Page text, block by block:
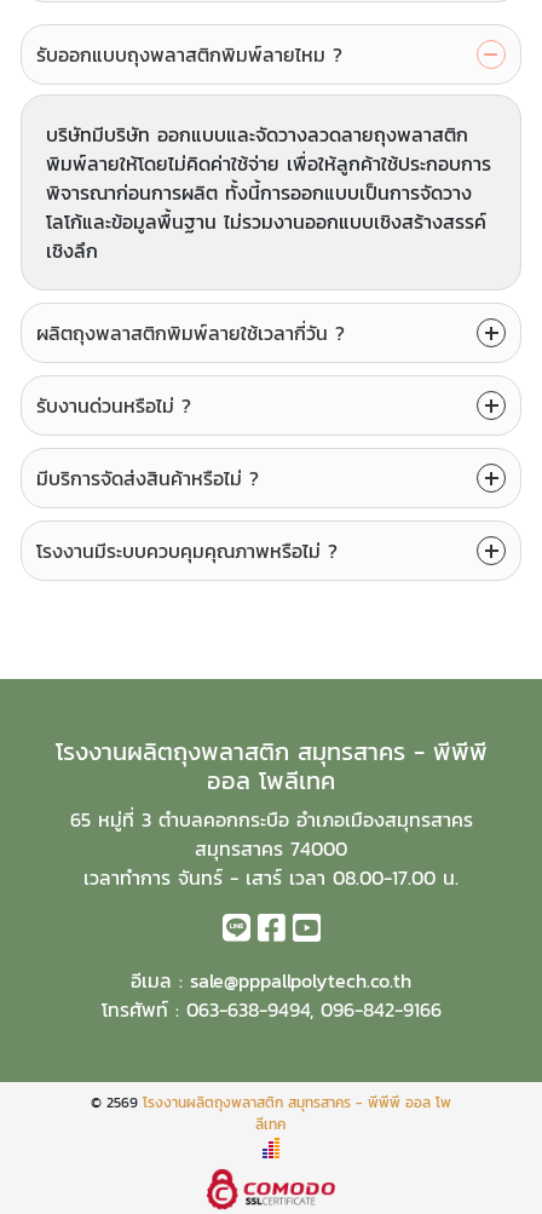
รับออกแบบถุงพลาสติกพิมพ์ลายไหม ?
บริษัทมีบริษัท ออกแบบและจัดวางลวดลายถุงพลาสติก
พิมพ์ลายให้โดยไม่คิดค่าใช้จ่าย เพื่อให้ลูกค้าใช้ประกอบการ
พิจารณาก่อนการผลิต ทั้งนี้การออกแบบเป็นการจัดวาง
โลโก้และข้อมูลพื้นฐาน ไม่รวมงานออกแบบเชิงสร้างสรรค์
เชิงลึก
ผลิตถุงพลาสติกพิมพ์ลายใช้เวลากี่วัน ?
รับงานด่วนหรือไม่ ?
มีบริการจัดส่งสินค้าหรือไม่ ?
โรงงานมีระบบควบคุมคุณภาพหรือไม่ ?
โรงงานผลิตถุงพลาสติก สมุทรสาคร - พีพีพี
ออล โพลีเทค
65 หมู่ที่ 3 ตำบลคอกกระบือ อำเภอเมืองสมุทรสาคร
สมุทรสาคร 74000
เวลาทำการ จันทร์ - เสาร์ เวลา 08.00-17.00 น.
อีเมล : sale@pppallpolytech.co.th
โทรศัพท์ : 063-638-9494, 096-842-9166
© 2569 โรงงานผลิตถุงพลาสติก สมุทรสาคร - พีพีพี ออล โพ
ลีเทค